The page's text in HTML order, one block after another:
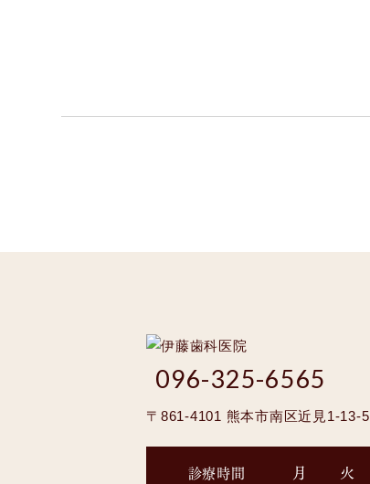
096-325-6565
〒861-4101 熊本市南区近見1-13-5
診療時間 月 火